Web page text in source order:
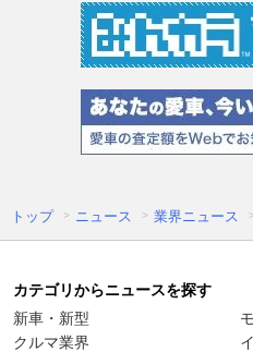
トップ ニュース 業界ニュース
カテゴリからニュースを探す
新車・新型
クルマ業界